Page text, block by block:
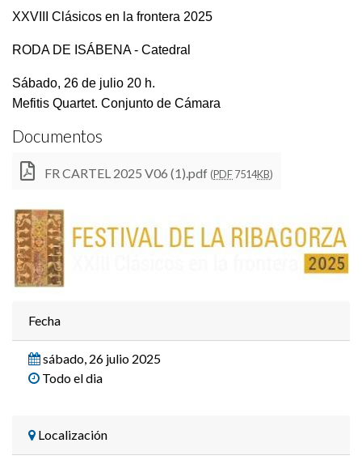
XXVIII Clásicos en la frontera 2025
RODA DE ISÁBENA - Catedral
Sábado, 26 de julio 20 h.
Mefitis Quartet. Conjunto de Cámara
Documentos
FR CARTEL 2025 V06 (1).pdf(PDF7514KB)
Fecha
sábado, 26 julio 2025
Todo el dia
Localización